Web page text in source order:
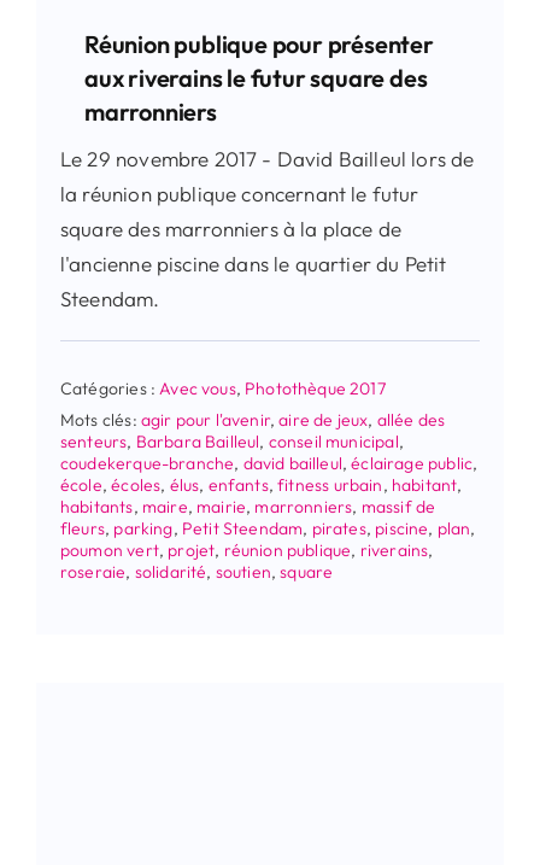
Réunion publique pour présenter
aux riverains le futur square des
marronniers
Le 29 novembre 2017 - David Bailleul lors de
la réunion publique concernant le futur
square des marronniers à la place de
l'ancienne piscine dans le quartier du Petit
Steendam.
Catégories :Avec vous, Photothèque 2017
Mots clés: agir pour l'avenir,aire de jeux, allée des
senteurs, Barbara Bailleul, conseil municipal,
coudekerque-branche, david bailleul,éclairage public,
école,écoles, élus, enfants,fitness urbain, habitant,
habitants, maire, mairie, marronniers, massif de
fleurs, parking, Petit Steendam, pirates, piscine, plan,
poumon vert, projet, réunion publique, riverains,
roseraie, solidarité, soutien,square